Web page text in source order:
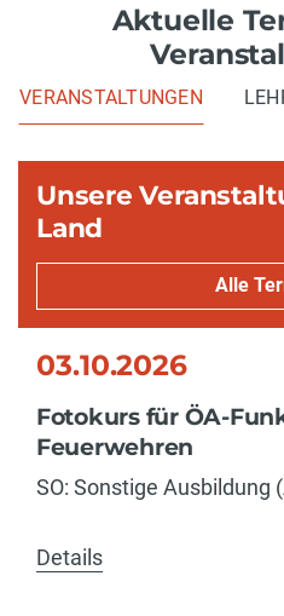
Aktuelle
VERANSTALTUNGEN
Unsere
Land
Alle
03.10.2026
Fotokurs für ÖA-
Feuerwehren
SO: Sonstige Ausbildung
Details